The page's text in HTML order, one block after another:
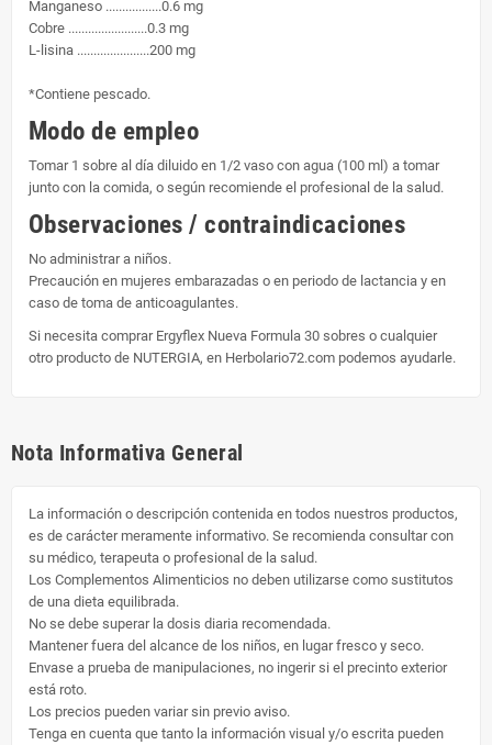
Manganeso .................0.6 mg
Cobre ........................0.3 mg
L-lisina ......................200 mg
*Contiene pescado.
Modo de empleo
Tomar 1 sobre al día diluido en 1/2 vaso con agua (100 ml) a tomar
junto con la comida, o según recomiende el profesional de la salud.
Observaciones / contraindicaciones
No administrar a niños.
Precaución en mujeres embarazadas o en periodo de lactancia y en
caso de toma de anticoagulantes.
Si necesita comprar Ergyflex Nueva Formula 30 sobres o cualquier
otro producto de NUTERGIA, en Herbolario72.com podemos ayudarle.
Nota Informativa General
La información o descripción contenida en todos nuestros productos,
es de carácter meramente informativo. Se recomienda consultar con
su médico, terapeuta o profesional de la salud.
Los Complementos Alimenticios no deben utilizarse como sustitutos
de una dieta equilibrada.
No se debe superar la dosis diaria recomendada.
Mantener fuera del alcance de los niños, en lugar fresco y seco.
Envase a prueba de manipulaciones, no ingerir si el precinto exterior
está roto.
Los precios pueden variar sin previo aviso.
Tenga en cuenta que tanto la información visual y/o escrita pueden